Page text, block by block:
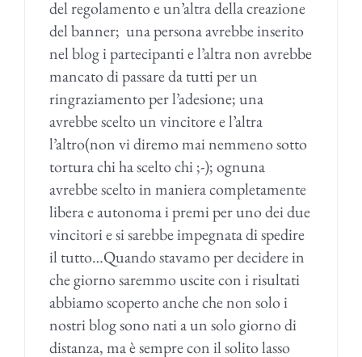
del regolamento e un’altra della creazione
del banner; una persona avrebbe inserito
nel blog i partecipanti e l’altra non avrebbe
mancato di passare da tutti per un
ringraziamento per l’adesione; una
avrebbe scelto un vincitore e l’altra
l’altro(non vi diremo mai nemmeno sotto
tortura chi ha scelto chi ;-); ognuna
avrebbe scelto in maniera completamente
libera e autonoma i premi per uno dei due
vincitori e si sarebbe impegnata di spedire
il tutto…Quando stavamo per decidere in
che giorno saremmo uscite con i risultati
abbiamo scoperto anche che non solo i
nostri blog sono nati a un solo giorno di
distanza, ma è sempre con il solito lasso